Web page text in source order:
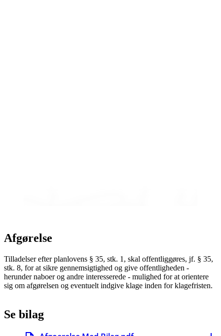
Afgørelse
Tilladelser efter planlovens § 35, stk. 1, skal offentliggøres, jf. § 35,
stk. 8, for at sikre gennemsigtighed og give offentligheden -
herunder naboer og andre interesserede - mulighed for at orientere
sig om afgørelsen og eventuelt indgive klage inden for klagefristen.
Se bilag